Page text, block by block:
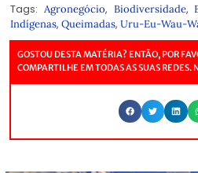
Tags: Agronegócio, Biodiversidade,
Indígenas, Queimadas, Uru-Eu-Wau-
GOSTOU DESTA MATÉRIA? ENTÃO, POR
COMPARTILHE EM TODAS AS SUAS REDES.